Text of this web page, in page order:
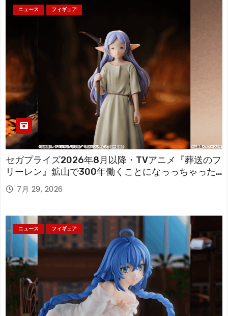
ニュース フィギュア
セガプライズ2026年8月以降・TVアニメ『葬送のフ
リーレン』鉱山で300年働くことになっっちゃった
「フリーレン」を立体化！
7月 29, 2026
ニュース フィギュア